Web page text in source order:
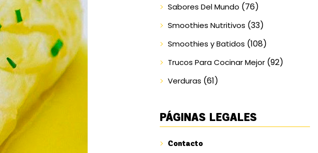
Sabores Del Mundo (76)
Smoothies Nutritivos (33)
Smoothies y Batidos (108)
Trucos Para Cocinar Mejor(92)
Verduras (61)
PÁGINAS LEGALES
Contacto